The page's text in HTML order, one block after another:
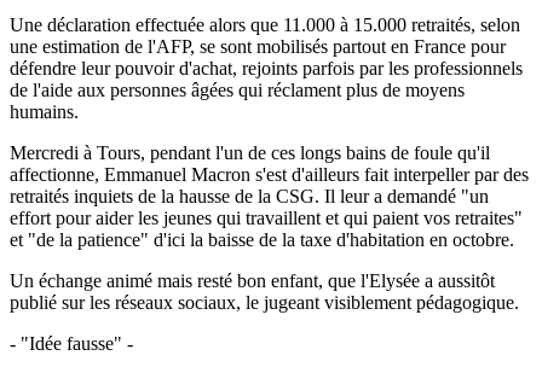
Une déclaration effectuée alors que 11.000 à 15.000 retraités, selon
une estimation de l'AFP, se sont mobilisés partout en France pour
défendre leur pouvoir d'achat, rejoints parfois par les professionnels
de l'aide aux personnes âgées qui réclament plus de moyens
humains.
Mercredi à Tours, pendant l'un de ces longs bains de foule qu'il
affectionne, Emmanuel Macron s'est d'ailleurs fait interpeller par des
retraités inquiets de la hausse de la CSG. Il leur a demandé "un
effort pour aider les jeunes qui travaillent et qui paient vos retraites"
et "de la patience" d'ici la baisse de la taxe d'habitation en octobre.
Un échange animé mais resté bon enfant, que l'Elysée a aussitôt
publié sur les réseaux sociaux, le jugeant visiblement pédagogique.
- "Idée fausse" -